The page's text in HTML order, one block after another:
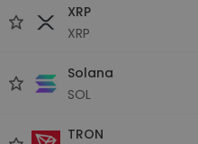
XRP
XRP
Solana
SOL
TRON